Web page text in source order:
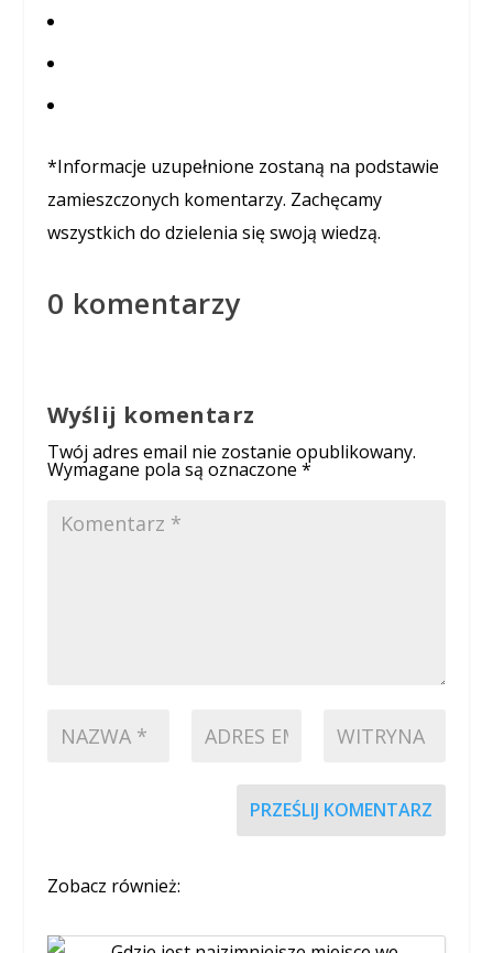
*Informacje uzupełnione zostaną na podstawie
zamieszczonych komentarzy. Zachęcamy
wszystkich do dzielenia się swoją wiedzą.
0 komentarzy
Wyślij komentarz
Twój adres email nie zostanie opublikowany.
Wymagane pola są oznaczone *
PRZEŚLIJ KOMENTARZ
Zobacz również: